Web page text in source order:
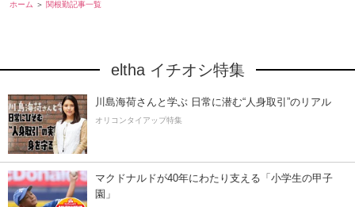
ホーム 関根勤記事一覧
eltha イチオシ特集
川島海荷さんと学ぶ 日常に潜む“人身取引”のリアル
オリコンタイアップ特集
マクドナルドが40年にわたり支える「小学生の甲子
園」